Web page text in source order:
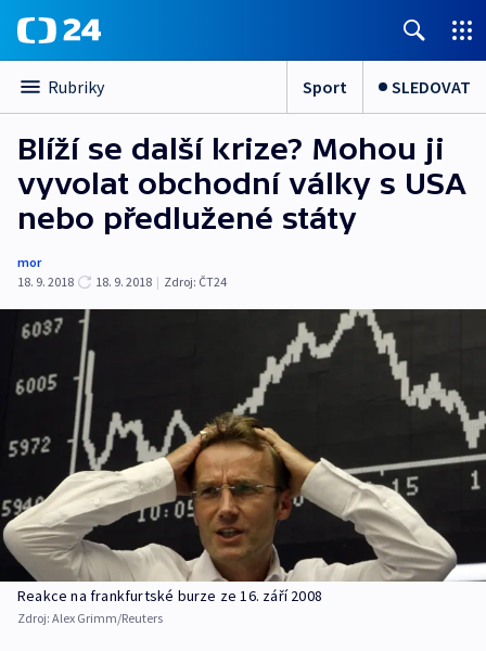
Rubriky Sport SLEDOVAT
Blíží se další krize? Mohou ji
vyvolat obchodní války s USA
nebo předlužené státy
mor
18. 9. 2018
18. 9. 2018 | Zdroj: ČT24
Reakce na frankfurtské burze ze 16. září 2008
Zdroj: Alex Grimm/Reuters